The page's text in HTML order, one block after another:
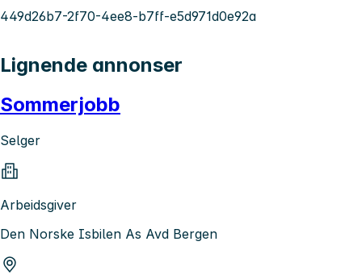
449d26b7-2f70-4ee8-b7ff-e5d971d0e92a
Lignende annonser
Sommerjobb
Selger
Arbeidsgiver
Den Norske Isbilen As Avd Bergen